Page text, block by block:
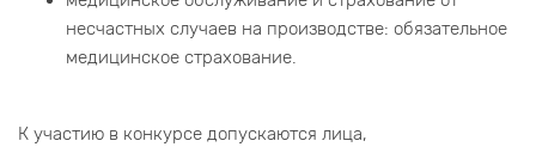
несчастных случаев на производстве: обязательное
медицинское страхование.
К участию в конкурсе допускаются лица,